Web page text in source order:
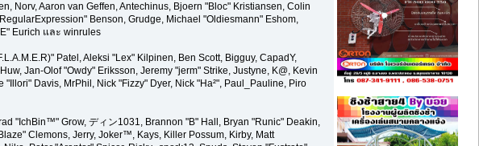
Norv, Aaron van Geffen, Antechinus, Bjoern "Bloc" Kristiansen, Colin
Benson, Grudge, Michael "Oldiesmann" Eshom,
Eurich และ winrules
Patel, Aleksi "Lex" Kilpinen, Ben Scott, Bigguy, CapadY,
Jan-Olof "Owdy" Eriksson, Jeremy "jerm" Strike, Justyne, K@, Kevin
Davis, MrPhil, Nick "Fizzy" Dyer, Nick "Ha²", Paul_Pauline, Piro
"IchBin™" Grow, ディン1031, Brannon "B" Hall, Bryan "Runic" Deakin,
Clemons, Jerry, Joker™, Kays, Killer Possum, Kirby, Matt